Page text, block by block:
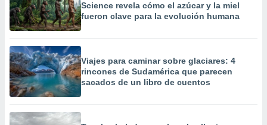
Science revela cómo el azúcar y la miel
fueron clave para la evolución humana
Viajes para caminar sobre glaciares: 4
rincones de Sudamérica que parecen
sacados de un libro de cuentos